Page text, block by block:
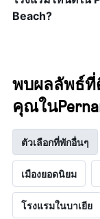
Beach?
พบผลลัพธ์ที่
คุณใน
ตัวเลือกที่พักอื่นๆ
เมืองยอดนิยม
โรงแรมในบาเยีย